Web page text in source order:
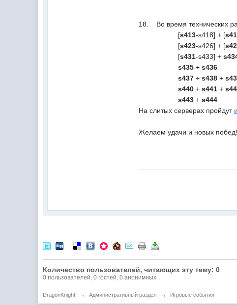
18. Во время технических
[s413-s418] + [
[s423-s426] + [
[s431-s433] +
s435+ s436
s437+ s438+
s440+ s441+
s443+ s444
На слитых серверах пройдут
Желаем удачи и новых побед!
Количество пользователей, читающих эту тему: 0
0 пользователей, 0 гостей, 0 анонимных
DragonKnight → Административный раздел → Игровые события